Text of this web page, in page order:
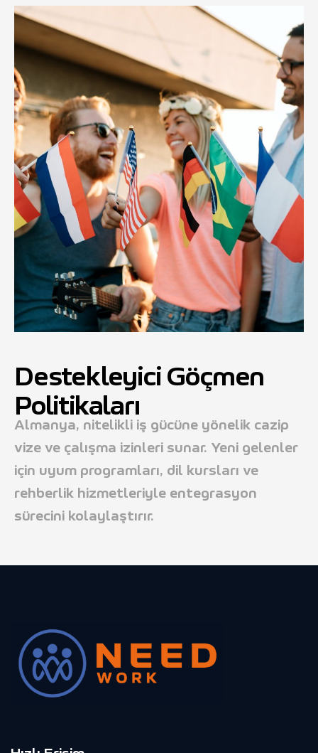
Destekleyici Göçmen
Politikaları
Almanya, nitelikli iş gücüne yönelik cazip
vize ve çalışma izinleri sunar. Yeni gelenler
için uyum programları, dil kursları ve
rehberlik hizmetleriyle entegrasyon
sürecini kolaylaştırır.